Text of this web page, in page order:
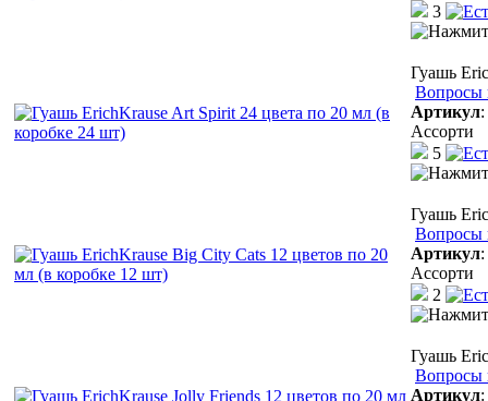
3
Гуашь
Вопросы
Артикул:
Ассорти
5
Гуашь
Вопросы
Артикул:
Ассорти
2
Гуашь
Вопросы
Артикул: